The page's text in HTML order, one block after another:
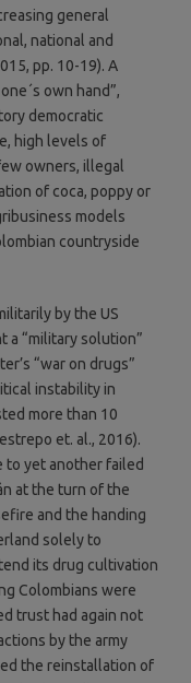
general
national and
pp. 10-19). A
own hand”,
democratic
high levels of
owners, illegal
of coca, poppy or
models
countryside
by the US
a “military solution”
“war on drugs”
instability in
more than 10
et. al., 2016).
to yet another failed
at the turn of the
and the handing
solely to
its drug cultivation
Colombians were
trust had again not
by the army
the reinstallation of